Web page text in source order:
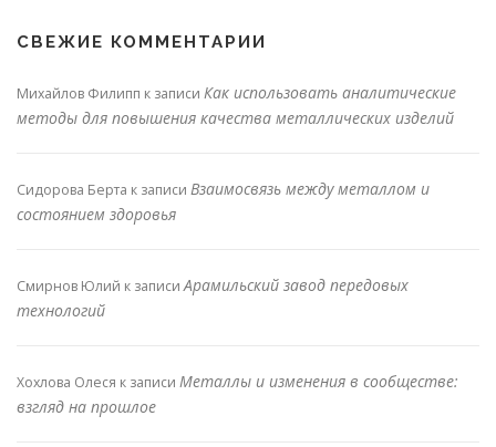
СВЕЖИЕ КОММЕНТАРИИ
Михайлов Филипп к записи Как использовать аналитические
методы для повышения качества металлических изделий
Сидорова Берта к записи Взаимосвязь между металлом и
состоянием здоровья
Смирнов Юлий к записиАрамильский завод передовых
технологий
Хохлова Олеся к записи Металлы и изменения в сообществе:
взгляд на прошлое